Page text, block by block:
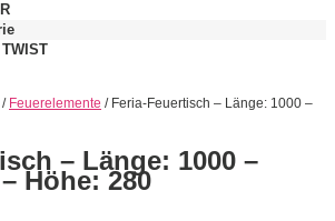
/ Feuerelemente / Feria-Feuertisch – Länge: 1000 –
– Länge: 1000 –
Höhe: 280